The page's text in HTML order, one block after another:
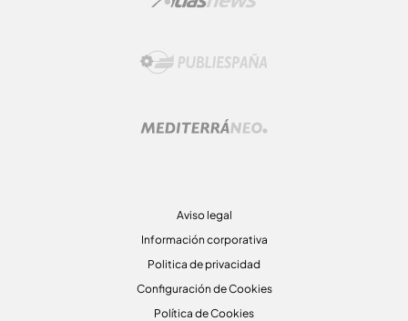
Aviso legal
Información corporativa
Politica de privacidad
Configuración de Cookies
Política de Cookies